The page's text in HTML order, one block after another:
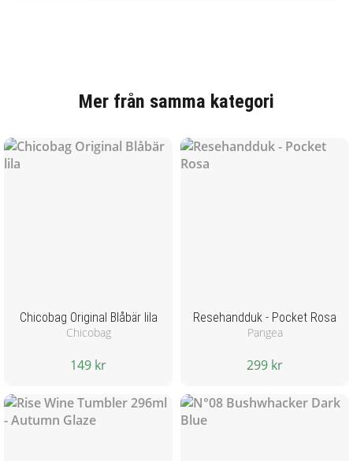
Mer från samma kategori
Chicobag Original Blåbär lila
Chicobag
149 kr
Resehandduk - Pocket Rosa
Pangea
299 kr